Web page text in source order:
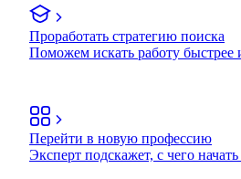
Проработать стратегию поиска
Поможем искать работу быстрее
Перейти в новую профессию
Эксперт подскажет, с чего